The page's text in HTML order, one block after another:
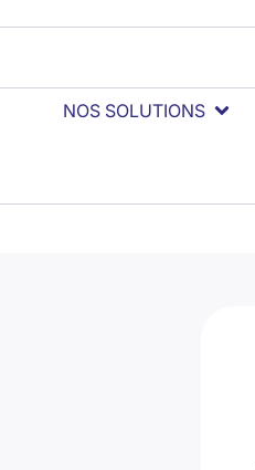
NOS SOLUTIONS